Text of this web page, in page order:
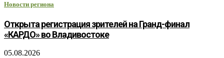
Новости региона
Открыта регистрация зрителей на Гранд-финал
«КАРДО» во Владивостоке
05.08.2026